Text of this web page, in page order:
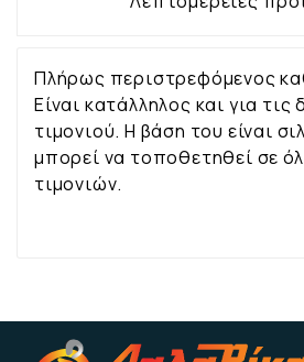
Πλήρως περιστρεφόμενος
Είναι κατάλληλος και για
τιμονιού. Η βάση του είναι
μπορεί να τοποθετηθεί σε
τιμονιών.